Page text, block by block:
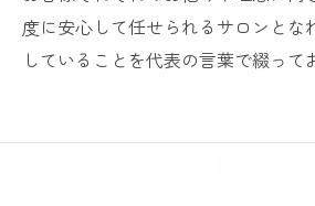
度に安心して任せられるサロンとな
していることを代表の言葉で綴って